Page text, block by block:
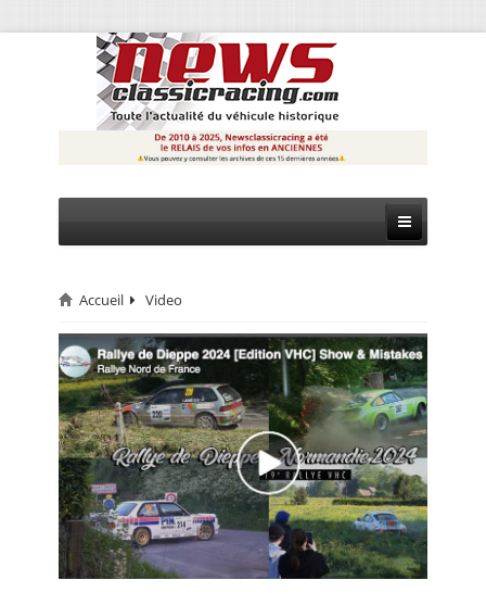
CIRCUIT
RALLYE
MONTAGNE
EVÈNEMENTS
CALENDRIER
FOCUS
Accueil Video